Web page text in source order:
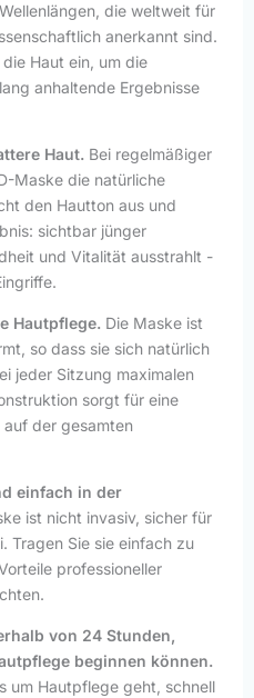
die weltweit für
anerkannt sind.
Haut ein, um die
anhaltende Ergebnisse
Haut. Bei regelmäßiger
Maske die natürliche
den Hautton aus und
sichtbar jünger
und Vitalität ausstrahlt -
Hautpflege. Die Maske ist
so dass sie sich natürlich
jeder Sitzung maximalen
sorgt für eine
der gesamten
einfach in der
ist nicht invasiv, sicher für
Tragen Sie sie einfach zu
professioneller
von 24 Stunden,
beginnen können.
um Hautpflege geht, schnell